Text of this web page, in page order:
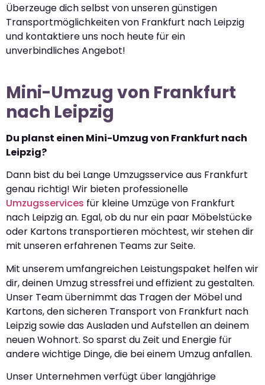
Überzeuge dich selbst von unseren günstigen
Transportmöglichkeiten von Frankfurt nach Leipzig
und kontaktiere uns noch heute für ein
unverbindliches Angebot!
Mini-Umzug von Frankfurt
nach Leipzig
Du planst einen Mini-Umzug von Frankfurt nach
Leipzig?
Dann bist du bei Lange Umzugsservice aus Frankfurt
genau richtig! Wir bieten professionelle
Umzugsservices für kleine Umzüge von Frankfurt
nach Leipzig an. Egal, ob du nur ein paar Möbelstücke
oder Kartons transportieren möchtest, wir stehen dir
mit unseren erfahrenen Teams zur Seite.
Mit unserem umfangreichen Leistungspaket helfen wir
dir, deinen Umzug stressfrei und effizient zu gestalten.
Unser Team übernimmt das Tragen der Möbel und
Kartons, den sicheren Transport von Frankfurt nach
Leipzig sowie das Ausladen und Aufstellen an deinem
neuen Wohnort. So sparst du Zeit und Energie für
andere wichtige Dinge, die bei einem Umzug anfallen.
Unser Unternehmen verfügt über langjährige